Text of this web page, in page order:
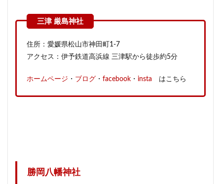
住所：愛媛県松山市神田町1-7
アクセス：伊予鉄道高浜線 三津駅から徒歩約5分
ホームページ ・ ブログ ・ facebook ・ insta はこちら
勝岡八幡神社